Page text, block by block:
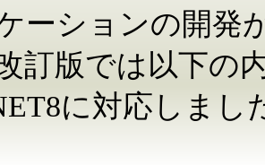
ーションの開発
訂版では以下の
に対応しまし